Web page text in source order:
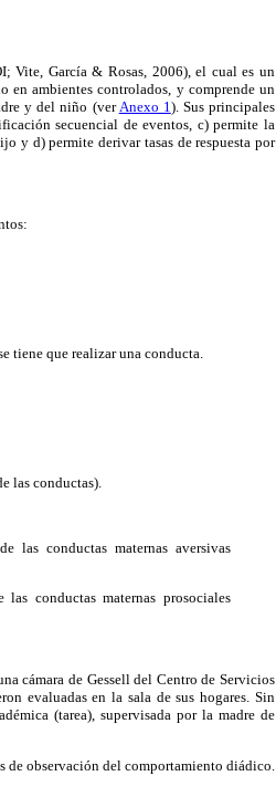
Vite, García & Rosas, 2006), el cual es un
en ambientes controlados, y comprende un
y del niño (ver Anexo 1 ). Sus principales
secuencial de eventos, c) permite la
y d) permite derivar tasas de respuesta por
tiene que realizar una conducta.
las conductas).
las conductas maternas aversivas
conductas maternas prosociales
cámara de Gessell del Centro de Servicios
evaluadas en la sala de sus hogares. Sin
(tarea), supervisada por la madre de
de observación del comportamiento diádico.